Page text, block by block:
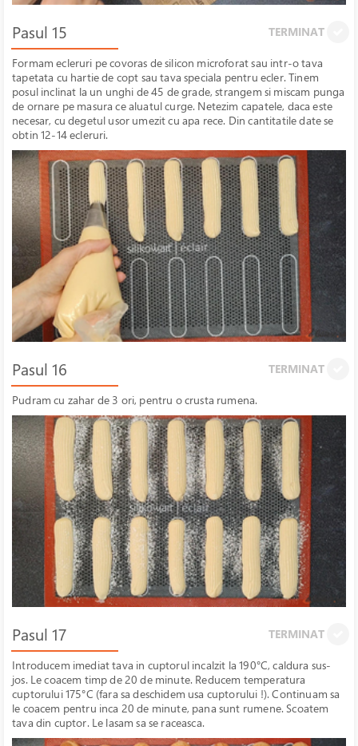
Pasul 15 TERMINAT
Formam ecleruri pe covoras de silicon microforat sau intr-o tava
tapetata cu hartie de copt sau tava speciala pentru ecler. Tinem
posul inclinat la un unghi de 45 de grade, strangem si miscam punga
de ornare pe masura ce aluatul curge. Netezim capatele, daca este
necesar, cu degetul usor umezit cu apa rece. Din cantitatile date se
obtin 12-14 ecleruri.
Pasul 16 TERMINAT
Pudram cu zahar de 3 ori, pentru o crusta rumena.
Pasul 17 TERMINAT
Introducem imediat tava in cuptorul incalzit la 190°C, caldura sus-
jos. Le coacem timp de 20 de minute. Reducem temperatura
cuptorului 175°C (fara sa deschidem usa cuptorului !). Continuam sa
le coacem pentru inca 20 de minute, pana sunt rumene. Scoatem
tava din cuptor. Le lasam sa se raceasca.